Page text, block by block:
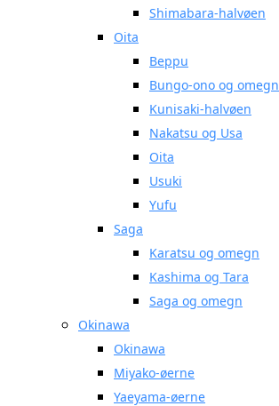
Shimabara-halvøen
Oita
Beppu
Bungo-ono og omegn
Kunisaki-halvøen
Nakatsu og Usa
Oita
Usuki
Yufu
Saga
Karatsu og omegn
Kashima og Tara
Saga og omegn
Okinawa
Okinawa
Miyako-øerne
Yaeyama-øerne